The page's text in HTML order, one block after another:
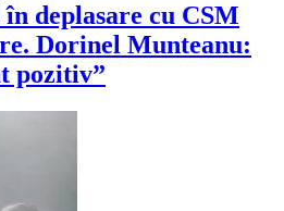
deplasare cu CSM
Dorinel Munteanu:
pozitiv”